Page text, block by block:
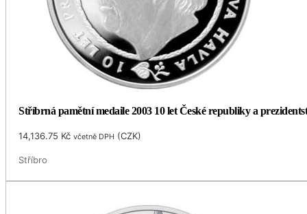
Stříbrná pamětní medaile 2003 10 let České republiky a
14,136.75 Kč včetně DPH (CZK)
Stříbro